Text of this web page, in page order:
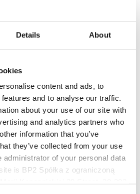
Details About
content and ads, to
and to analyse our traffic.
about your use of our site with
and analytics partners who
information that you’ve
they’ve collected from your use
administrator of your personal data
is BP2 Spółka z ograniczoną
színválaszték és garanciák
nyilvántartásba vétele
és inspirációk
fájlok
értékesítőt/ kivitelezőt
megvásárolni?